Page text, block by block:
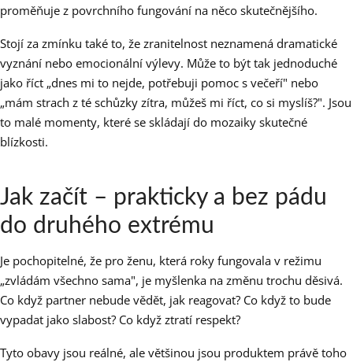
proměňuje z povrchního fungování na něco skutečnějšího.
Stojí za zmínku také to, že zranitelnost neznamená dramatické
vyznání nebo emocionální výlevy. Může to být tak jednoduché
jako říct „dnes mi to nejde, potřebuji pomoc s večeří" nebo
„mám strach z té schůzky zítra, můžeš mi říct, co si myslíš?". Jsou
to malé momenty, které se skládají do mozaiky skutečné
blízkosti.
Jak začít – prakticky a bez pádu
do druhého extrému
Je pochopitelné, že pro ženu, která roky fungovala v režimu
„zvládám všechno sama", je myšlenka na změnu trochu děsivá.
Co když partner nebude vědět, jak reagovat? Co když to bude
vypadat jako slabost? Co když ztratí respekt?
Tyto obavy jsou reálné, ale většinou jsou produktem právě toho